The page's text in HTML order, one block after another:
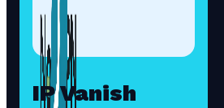
IP Vanish